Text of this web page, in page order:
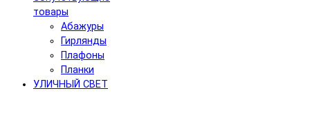
товары
Абажуры
Гирлянды
Плафоны
Планки
УЛИЧНЫЙ СВЕТ